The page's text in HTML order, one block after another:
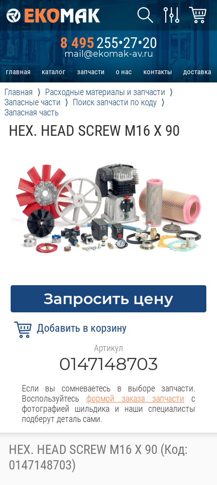
8 495255•27•20
mail@ekomak-av.ru
главная каталог запчасти о нас контакты доставка
Главная
Расходные материалы и запчасти
Запасные части
Поиск запчасти по коду
Запасная часть
HEX. HEAD SCREW M16 X 90
Запросить цену
Артикул
0147148703
Если вы сомневаетесь в выборе запчасти.
Воспользуйтесь формой заказа запчасти с
фотографией шильдика и наши специалисты
подберут деталь сами.
HEX. HEAD SCREW M16 X 90 (Код:
0147148703)